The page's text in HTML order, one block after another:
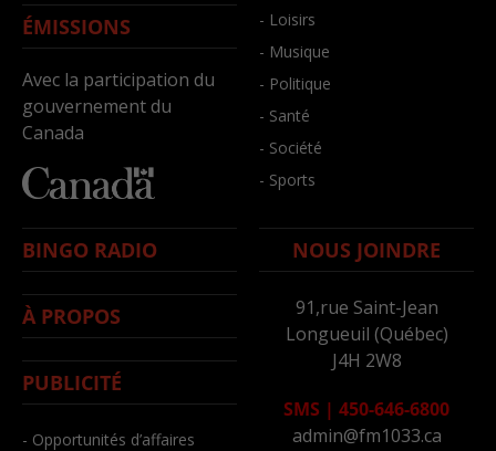
ÉMISSIONS
Avec la participation du
gouvernement du
Canada
- Loisirs
- Musique
- Politique
- Santé
- Société
- Sports
BINGO RADIO
À PROPOS
PUBLICITÉ
- Opportunités d’affaires
NOUS JOINDRE
91,rue Saint-Jean
Longueuil (Québec)
J4H 2W8
SMS | 450-646-6800
admin@fm1033.ca